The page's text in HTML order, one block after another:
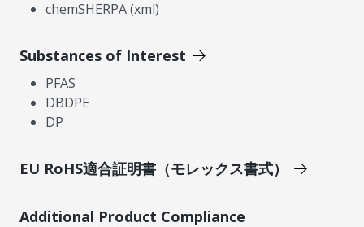
chemSHERPA (xml)
Substances of Interest
PFAS
DBDPE
DP
EU RoHS適合証明書（モレックス書式）
Additional Product Compliance